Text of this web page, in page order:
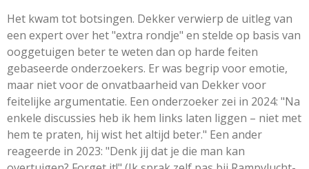
Het kwam tot botsingen. Dekker verwierp de uitleg van
een expert over het "extra rondje" en stelde op basis van
ooggetuigen beter te weten dan op harde feiten
gebaseerde onderzoekers. Er was begrip voor emotie,
maar niet voor de onvatbaarheid van Dekker voor
feitelijke argumentatie. Een onderzoeker zei in 2024: "Na
enkele discussies heb ik hem links laten liggen – niet met
hem te praten, hij wist het altijd beter." Een ander
reageerde in 2023: "Denk jij dat je die man kan